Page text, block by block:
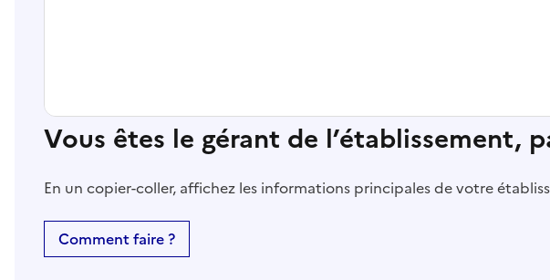
Vous êtes le gérant de l’établissement,
En un copier-coller, affichez les informations principales de votre
Comment faire ?